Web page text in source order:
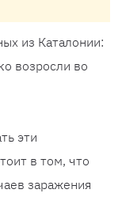
из Каталонии:
возросли во
эти
в том, что
заражения